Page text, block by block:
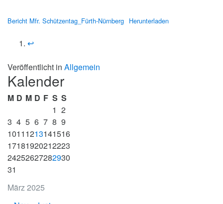
Bericht Mfr. Schützentag_Fürth-Nürnberg Herunterladen
↩︎
Veröffentlicht in Allgemein
Kalender
März 2025
M D M D F S S
1 2
3 4 5 6 7 8 9
10111213141516
17181920212223
24252627282930
31